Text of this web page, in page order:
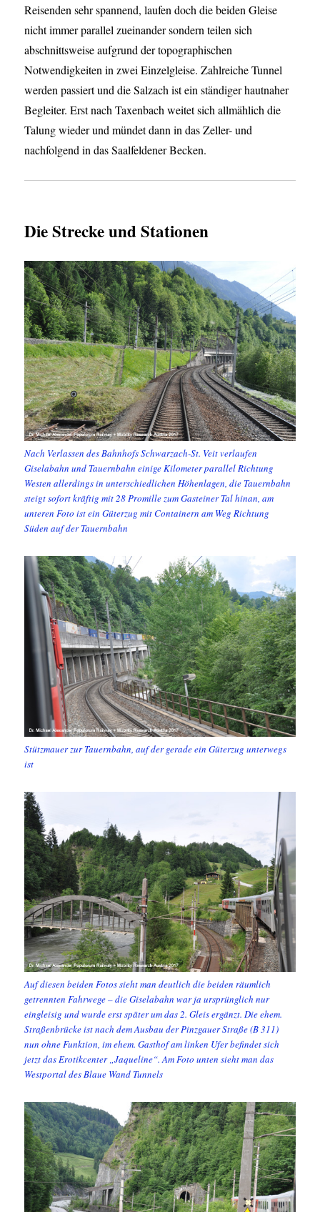
Reisenden sehr spannend, laufen doch die beiden Gleise
nicht immer parallel zueinander sondern teilen sich
abschnittsweise aufgrund der topographischen
Notwendigkeiten in zwei Einzelgleise. Zahlreiche Tunnel
werden passiert und die Salzach ist ein ständiger hautnaher
Begleiter. Erst nach Taxenbach weitet sich allmählich die
Talung wieder und mündet dann in das Zeller- und
nachfolgend in das Saalfeldener Becken.
Die Strecke und Stationen
Nach Verlassen des Bahnhofs Schwarzach-St. Veit verlaufen
Giselabahn und Tauernbahn einige Kilometer parallel Richtung
Westen allerdings in unterschiedlichen Höhenlagen, die Tauernbahn
steigt sofort kräftig mit 28 Promille zum Gasteiner Tal hinan, am
unteren Foto ist ein Güterzug mit Containern am Weg Richtung
Süden auf der Tauernbahn
Stützmauer zur Tauernbahn, auf der gerade ein Güterzug unterwegs
ist
Auf diesen beiden Fotos sieht man deutlich die beiden räumlich
getrennten Fahrwege – die Giselabahn war ja ursprünglich nur
eingleisig und wurde erst später um das 2. Gleis ergänzt. Die ehem.
Straßenbrücke ist nach dem Ausbau der Pinzgauer Straße (B 311)
nun ohne Funktion, im ehem. Gasthof am linken Ufer befindet sich
jetzt das Erotikcenter „Jaqueline“. Am Foto unten sieht man das
Westportal des Blaue Wand Tunnels